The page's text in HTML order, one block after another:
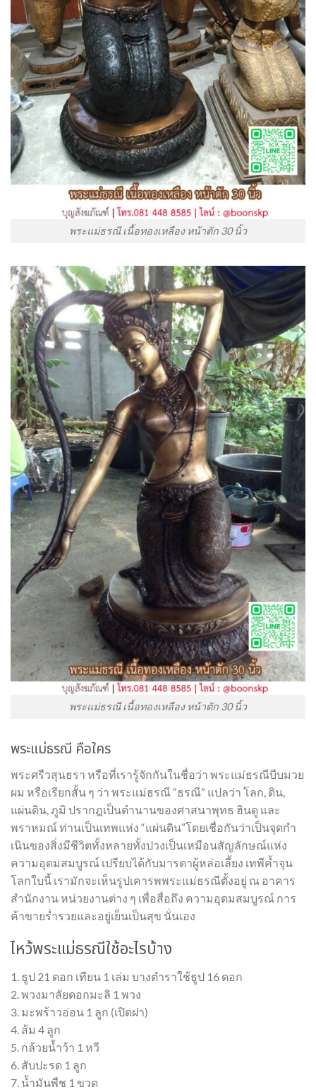
พระแม่ธรณี เนื้อทองเหลือง หน้าตัก 30 นิ้ว
พระแม่ธรณี เนื้อทองเหลือง หน้าตัก 30 นิ้ว
พระแม่ธรณี คือใคร
พระศรีวสุนธรา หรือที่เรารู้จักกันในชื่อว่า พระแม่ธรณีบีบมวย
ผม หรือเรียกสั้น ๆ ว่า พระแม่ธรณี “ธรณี” แปลว่า โลก, ดิน,
แผ่นดิน, ภูมิ ปรากฎเป็นตำนานของศาสนาพุทธ ฮินดู และ
พราหมณ์ ท่านเป็นเทพแห่ง “แผ่นดิน”โดยเชื่อกันว่าเป็นจุดกำ
เนินของสิ่งมีชีวิตทั้งหลายทั้งปวงเป็นเหมือนสัญลักษณ์แห่ง
ความอุดมสมบูรณ์ เปรียบได้กับมารดาผู้หล่อเลี้ยง เทพีค้ำจุน
โลกใบนี้ เรามักจะเห็นรูปเคารพพระแม่ธรณีตั้งอยู่ ณ อาคาร
สำนักงาน หน่วยงานต่าง ๆ เพื่อสื่อถึง ความอุดมสมบูรณ์ การ
ค้าขายร่ำรวยและอยู่เย็นเป็นสุข นั่นเอง
ไหว้พระแม่ธรณีใช้อะไรบ้าง
1. ธูป 21 ดอก เทียน 1 เล่ม บางตำราใช้ธูป 16 ดอก
2. พวงมาลัยดอกมะลิ 1 พวง
3. มะพร้าวอ่อน 1 ลูก (เปิดฝา)
4. ส้ม 4 ลูก
5. กล้วยน้ำว้า 1 หวี
6. สับปะรด 1 ลูก
7. น้ำมันพืช 1 ขวด